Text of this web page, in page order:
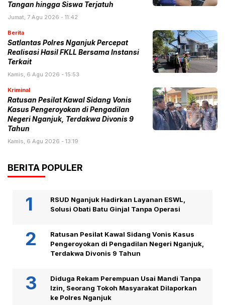
Tangan hingga Siswa Terjatuh
Jumat, 7 Agu 2026 - 11:42
Berita
Satlantas Polres Nganjuk Percepat
Realisasi Hasil FKLL Bersama Instansi
Terkait
Kamis, 6 Agu 2026 - 15:53
Kriminal
Ratusan Pesilat Kawal Sidang Vonis
Kasus Pengeroyokan di Pengadilan
Negeri Nganjuk, Terdakwa Divonis 9
Tahun
Kamis, 6 Agu 2026 - 13:19
BERITA POPULER
RSUD Nganjuk Hadirkan Layanan ESWL,
Solusi Obati Batu Ginjal Tanpa Operasi
Ratusan Pesilat Kawal Sidang Vonis Kasus
Pengeroyokan di Pengadilan Negeri Nganjuk,
Terdakwa Divonis 9 Tahun
Diduga Rekam Perempuan Usai Mandi Tanpa
Izin, Seorang Tokoh Masyarakat Dilaporkan
ke Polres Nganjuk